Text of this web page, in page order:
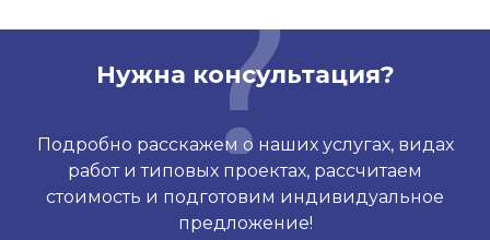
Нужна консультация?
Подробно расскажем о наших услугах, видах
работ и типовых проектах, рассчитаем
стоимость и подготовим индивидуальное
предложение!